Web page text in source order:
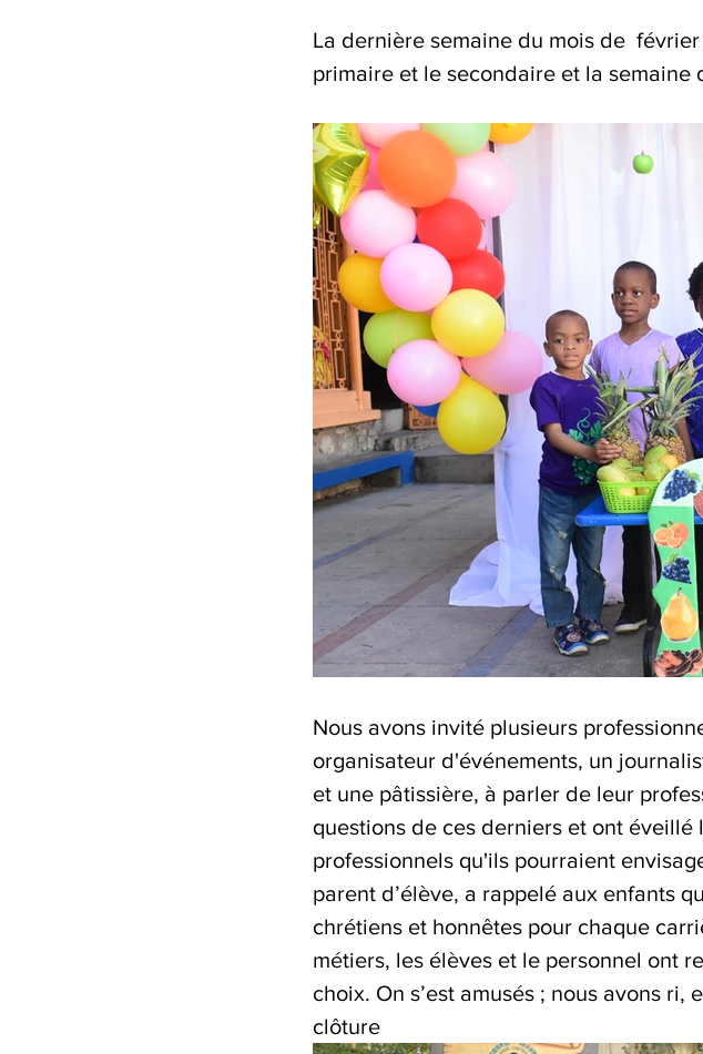
La dernière semaine du mois de
primaire et le secondaire et la semaine
Nous avons invité plusieurs
organisateur d'événements, un
et une pâtissière, à parler de leur
questions de ces derniers et ont
professionnels qu'ils pourraient
parent d’élève, a rappelé aux enfants
chrétiens et honnêtes pour chaque
métiers, les élèves et le personnel ont
choix. On s’est amusés ; nous avons
clôture